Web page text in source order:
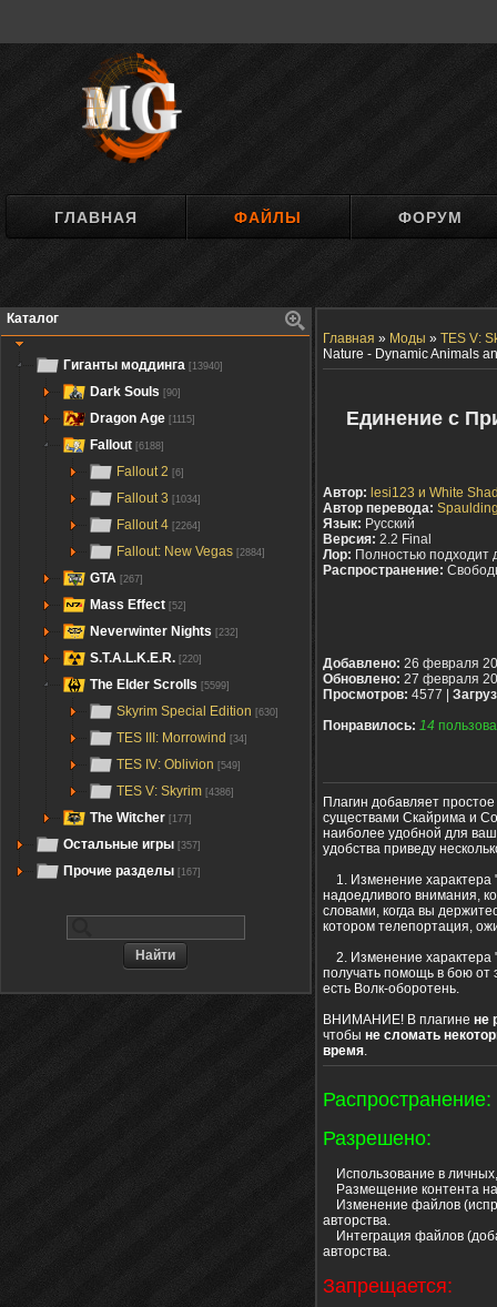
ГЛАВНАЯ ФАЙЛЫ ФОРУМ
Каталог
Гиганты моддинга [13940]
Dark Souls [90]
Dragon Age [1115]
Fallout [6188]
Fallout 2 [6]
Fallout 3 [1034]
Fallout 4 [2264]
Fallout: New Vegas [2884]
GTA [267]
Mass Effect [52]
Neverwinter Nights [232]
S.T.A.L.K.E.R. [220]
The Elder Scrolls [5599]
Skyrim Special Edition [630]
TES III: Morrowind [34]
TES IV: Oblivion [549]
TES V: Skyrim [4386]
The Witcher [177]
Остальные игры [357]
Прочие разделы [167]
Главная » Моды » TES V:
Nature - Dynamic Animals
Единение с
Автор: lesi123 и White
Автор перевода:
Язык: Русский
Версия: 2.2 Final
Лор: Полностью подходит
Распространение:
Добавлено: 26 февраля
Обновлено: 27 февраля
Просмотров: 4577 |
Понравилось: 14
Плагин добавляет
существами Скайрима и
наиболее удобной для
удобства приведу
1. Изменение характера
надоедливого внимания,
словами, когда вы
котором телепортация,
2. Изменение характера
получать помощь в бою от
есть Волк-оборотень.
ВНИМАНИЕ! В плагине не
чтобы не сломать
время.
Распространение:
Разрешено:
Использование в
Размещение контента на
Изменение файлов
авторства.
Интеграция файлов
авторства.
Запрещается: